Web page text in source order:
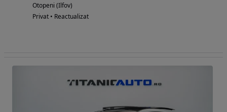
Otopeni (Ilfov)
Privat • Reactualizat